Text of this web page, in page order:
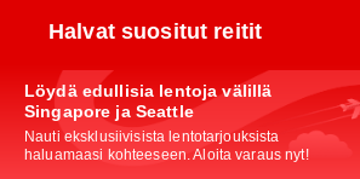
Halvat suositut reitit
Löydä edullisia lentoja välillä
Singapore ja Seattle
Nauti eksklusiivisista lentotarjouksista
haluamaasi kohteeseen. Aloita varaus nyt!